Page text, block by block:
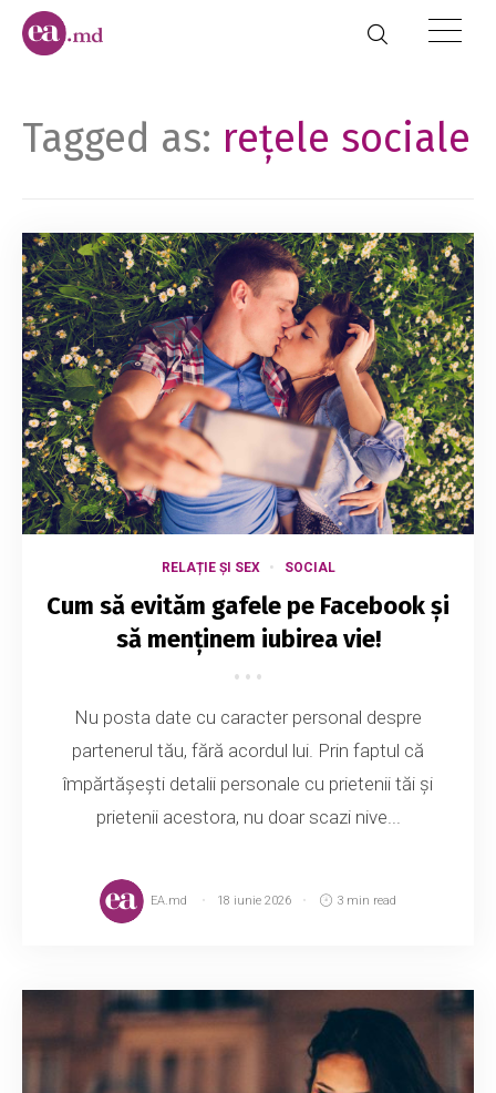
Tagged as: rețele sociale
RELAȚIE ȘI SEX SOCIAL
Cum să evităm gafele pe Facebook și
să menținem iubirea vie!
Nu posta date cu caracter personal despre
partenerul tău, fără acordul lui. Prin faptul că
împărtășești detalii personale cu prietenii tăi și
prietenii acestora, nu doar scazi nive...
EA.md 18 iunie 2026 3 min read